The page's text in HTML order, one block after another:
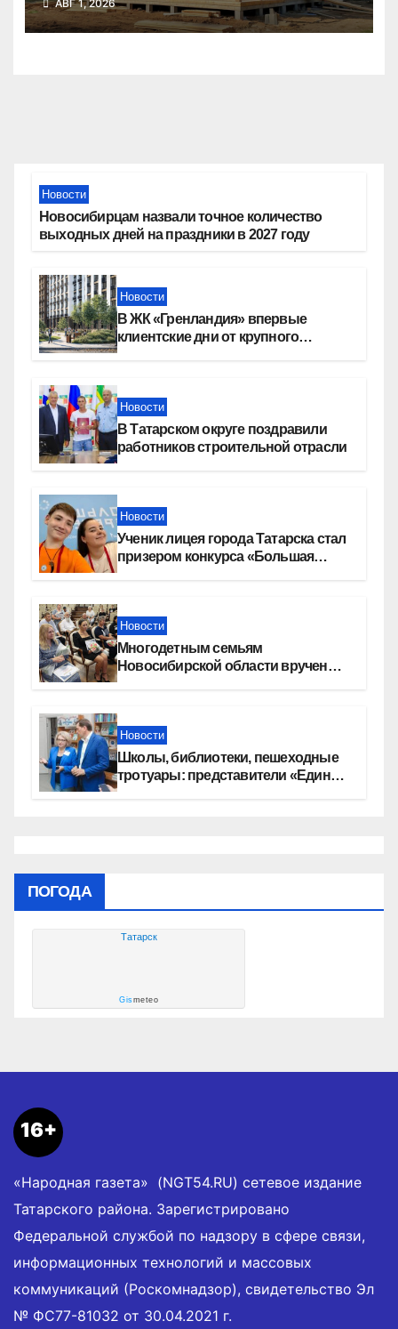
тысяч семей
АВГ 1, 2026
Новости
Новосибирцам назвали точное количество
выходных дней на праздники в 2027 году
Новости
В ЖК «Гренландия» впервые
клиентские дни от крупного
Новости
В Татарском округе поздравили
работников строительной отрасли
Новости
Ученик лицея города Татарска стал
призером конкурса «Большая
Новости
Многодетным семьям
Новосибирской области вручены
Новости
Школы, библиотеки, пешеходные
тротуары: представители «Единой
ПОГОДА
Татарск
Gismeteo
16+
«Народная газета» (NGT54.RU) сетевое издание
Татарского района. Зарегистрировано
Федеральной службой по надзору в сфере связи,
информационных технологий и массовых
коммуникаций (Роскомнадзор), свидетельство Эл
№ ФС77-81032 от 30.04.2021 г.